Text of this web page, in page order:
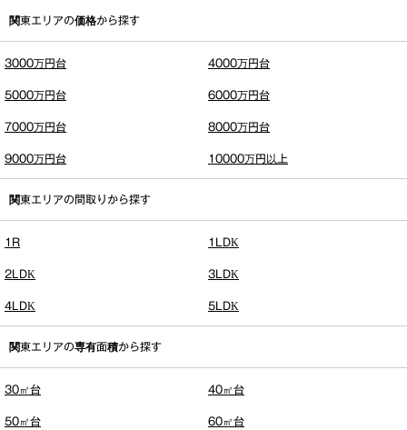
関東エリアの価格から探す
3000万円台 4000万円台
5000万円台 6000万円台
7000万円台 8000万円台
9000万円台 10000万円以上
関東エリアの間取りから探す
1R 1LDK
2LDK 3LDK
4LDK 5LDK
関東エリアの専有面積から探す
30㎡台 40㎡台
50㎡台 60㎡台